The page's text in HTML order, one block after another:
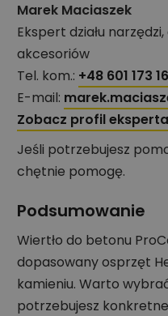
Marek Maciaszek
Ekspert działu
akcesoriów
Tel. kom.: +48 601 173
E-mail:
Zobacz profil eksperta
Jeśli potrzebujesz
chętnie pomogę.
Podsumowanie
Wiertło do betonu
dopasowany osprzęt
kamieniu. Warto
potrzebujesz